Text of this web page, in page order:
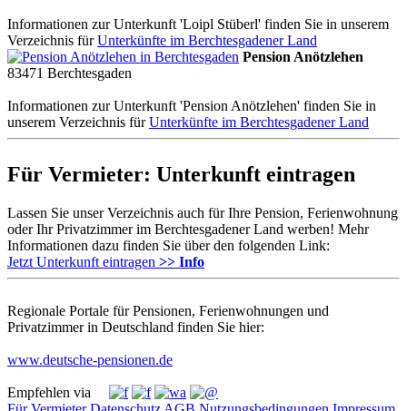
Informationen zur Unterkunft 'Loipl Stüberl' finden Sie in unserem
Verzeichnis fürUnterkünfte im Berchtesgadener Land
Pension Anötzlehen
83471 Berchtesgaden
Informationen zur Unterkunft 'Pension Anötzlehen' finden Sie in
unserem Verzeichnis fürUnterkünfte im Berchtesgadener Land
Für Vermieter: Unterkunft eintragen
Lassen Sie unser Verzeichnis auch für Ihre Pension, Ferienwohnung
oder Ihr Privatzimmer im Berchtesgadener Land werben! Mehr
Informationen dazu finden Sie über den folgenden Link:
Jetzt Unterkunft eintragen >> Info
Regionale Portale für Pensionen, Ferienwohnungen und
Privatzimmer in Deutschland finden Sie hier:
www.deutsche-pensionen.de
Empfehlen via